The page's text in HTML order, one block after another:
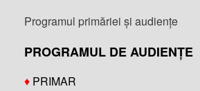
Programul primăriei și audiențe
PROGRAMUL DE AUDIENȚE
♦ PRIMAR